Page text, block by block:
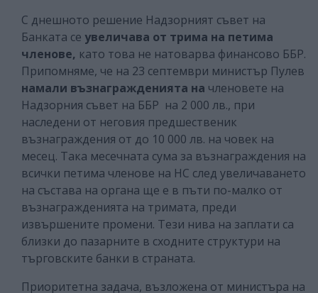
С днешното решение Надзорният съвет на
Банката се увеличава от трима на петима
членове, като това не натоварва финансово ББР.
Припомняме, че на 23 септември министър Пулев
намали възнагражденията на членовете на
Надзорния съвет на ББР на 2 000 лв., при
наследени от неговия предшественик
възнаграждения от до 10 000 лв. на човек на
месец. Така месечната сума за възнаграждения на
всички петима членове на НС след увеличаването
на състава на органа ще е в пъти по-малко от
възнагражденията на тримата, преди
извършените промени. Тези нива на заплати са
близки до пазарните в сходните структури на
търговските банки в страната.
Приоритетна задача, възложена от министъра на